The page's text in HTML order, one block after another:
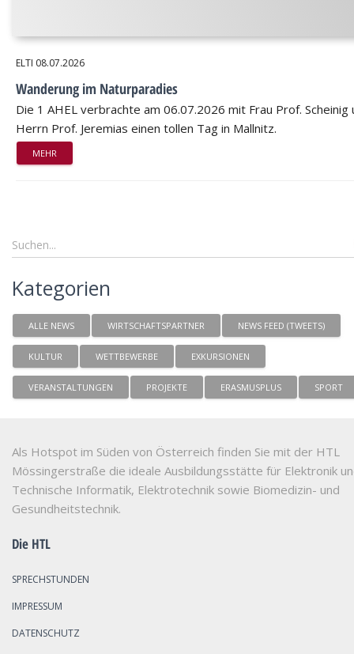
ELTI 08.07.2026
Wanderung im Naturparadies
Die 1 AHEL verbrachte am 06.07.2026 mit Frau Prof. Scheinig
Herrn Prof. Jeremias einen tollen Tag in Mallnitz.
MEHR
Kategorien
ALLE NEWS WIRTSCHAFTSPARTNER NEWS FEED (TWEETS)
KULTUR WETTBEWERBE EXKURSIONEN
VERANSTALTUNGEN PROJEKTE ERASMUSPLUS SPORT
Als Hotspot im Süden von Österreich finden Sie mit der HTL
Mössingerstraße die ideale Ausbildungsstätte für Elektronik
Technische Informatik, Elektrotechnik sowie Biomedizin- und
Gesundheitstechnik.
Die HTL
SPRECHSTUNDEN
IMPRESSUM
DATENSCHUTZ